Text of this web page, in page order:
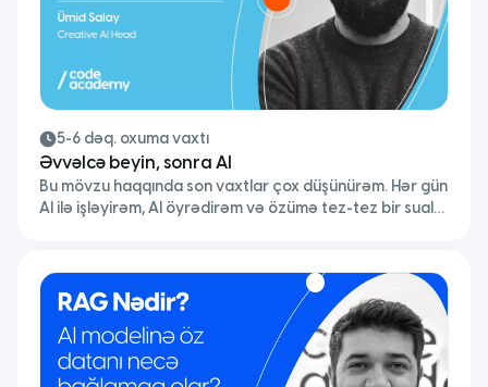
5-6 dəq. oxuma vaxtı
Əvvəlcə beyin, sonra AI
Bu mövzu haqqında son vaxtlar çox düşünürəm. Hər gün
AI ilə işləyirəm, AI öyrədirəm və özümə tez-tez bir sual
ilə başlamayıb. Google-a yaddaşı verdik, GPS-ə
istiqaməti. Beyin praqmatikdir nəyi saxlamağa dəyməz
hesab edirsə, saxlamır. AI bu dinamikanın davamıdır.
Fərq odur […]